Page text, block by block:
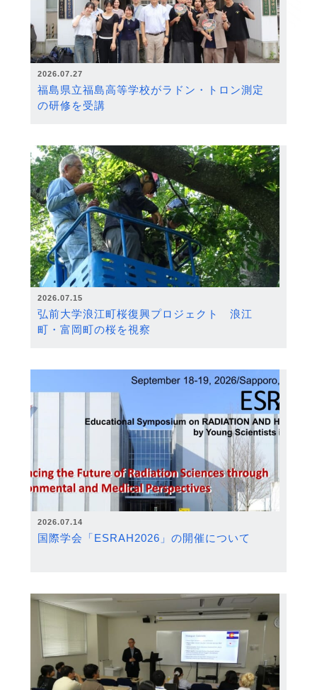
2026.07.27
福島県立福島高等学校がラドン・トロン測定
の研修を受講
2026.07.15
弘前大学浪江町桜復興プロジェクト 浪江
町・富岡町の桜を視察
2026.07.14
国際学会「ESRAH2026」の開催について